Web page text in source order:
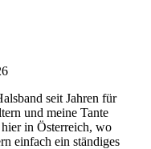
seit Jahren für
und meine Tante
in Österreich, wo
einfach ein ständiges